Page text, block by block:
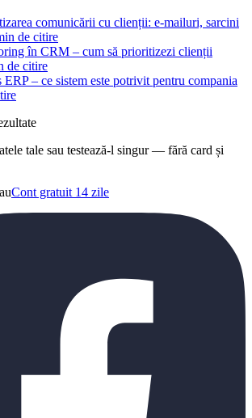
comunicării cu clienții: e-mailuri, sarcini
de citire
în CRM – cum să prioritizezi clienții
de citire
– ce sistem este potrivit pentru compania
tale sau testează-l singur — fără card și
Cont gratuit 14 zile